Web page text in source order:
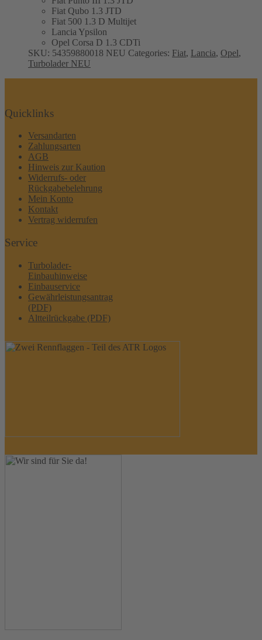
Fiat Qubo 1.3 JTD
Fiat 500 1.3 D Multijet
Lancia Ypsilon
Opel Corsa D 1.3 CDTi
SKU: 54359880018 NEU Categories: Fiat, Lancia, Opel,
Turbolader NEU
Quicklinks
Versandarten
Zahlungsarten
AGB
Hinweis zur Kaution
Widerrufs- oder
Rückgabebelehrung
Mein Konto
Kontakt
Vertrag widerrufen
Service
Turbolader-
Einbauhinweise
Einbauservice
Gewährleistungsantrag
(PDF)
Altteilrückgabe (PDF)